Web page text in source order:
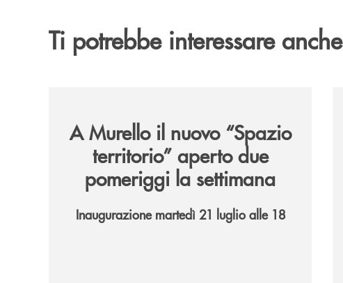
Ti potrebbe interessare
A Murello il nuovo “Spazio
territorio” aperto due
pomeriggi la settimana
Inaugurazione martedì 21 luglio alle 18